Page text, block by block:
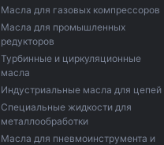
Масла для газовых компрессоров
Масла для промышленных
редукторов
Турбинные и циркуляционные
масла
Индустриальные масла для цепей
Специальные жидкости для
металлообработки
Масла для пневмоинструмента и